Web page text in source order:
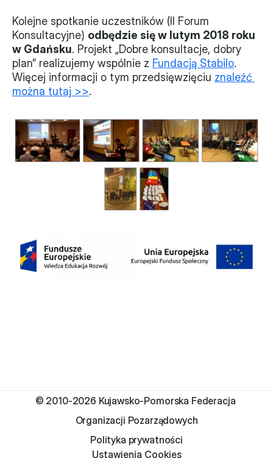
Certyfikujemy
Certyfikat
Edycja 2024
Kolejne spotkanie uczestników (II Forum
Konsultacyjne) odbędzie się w lutym 2018 roku
w Gdańsku. Projekt „Dobre konsultacje, dobry
plan” realizujemy wspólnie z Fundacją Stabilo.
Więcej informacji o tym przedsięwzięciu znaleźć
można tutaj >>.
© 2010-2026 Kujawsko-Pomorska Federacja
Organizacji Pozarządowych
Polityka prywatności
Ustawienia Cookies